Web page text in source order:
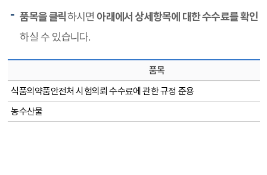
품목을 클릭하시면 아래에서 상세항목에 대한 수수료를 확인
하실 수 있습니다.
품목
식품의약품안전처 시험의뢰 수수료에 관한 규정 준용
농수산물